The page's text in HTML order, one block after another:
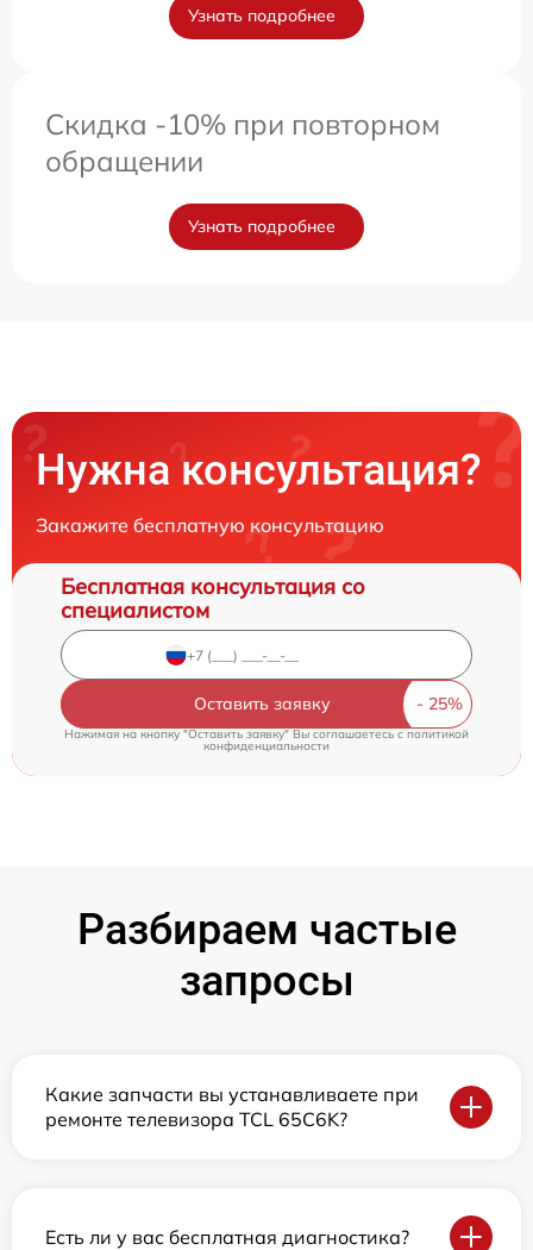
Узнать подробнее
Скидка -10% при повторном
обращении
Узнать подробнее
Нужна консультация?
Закажите бесплатную консультацию
Бесплатная консультация со
специалистом
Оставить заявку
Нажимая на кнопку "Оставить заявку" Вы соглашаетесь c политикой
конфиденциальности
Разбираем частые
запросы
Какие запчасти вы устанавливаете при
ремонте телевизора TCL 65C6K?
Есть ли у вас бесплатная диагностика?